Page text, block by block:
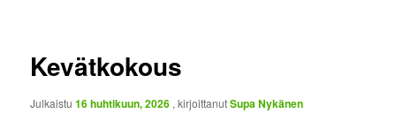
Kevätkokous
Julkaistu16 huhtikuun, 2026 , kirjoittanutSupa Nykänen